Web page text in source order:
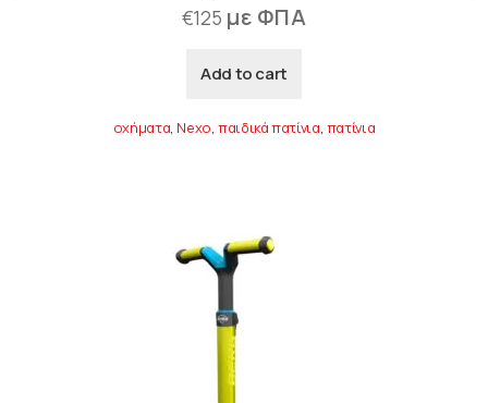
€125 με ΦΠΑ
Add to cart
οχήματα, Nexo,παιδικά πατίνια, πατίνια